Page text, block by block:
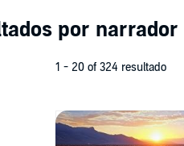
por narrador
1 - 20 of 324 resultado